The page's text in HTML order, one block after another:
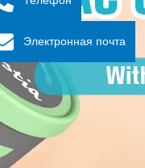
Электронная почта